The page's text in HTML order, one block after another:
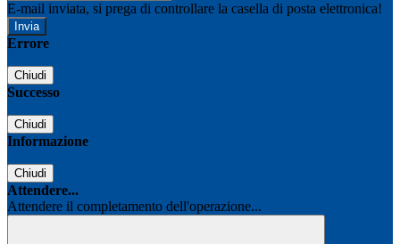
E-mail inviata, si prega di controllare la casella di posta elettronica!
Errore
Chiudi
Successo
Chiudi
Informazione
Chiudi
Attendere...
Attendere il completamento dell'operazione...